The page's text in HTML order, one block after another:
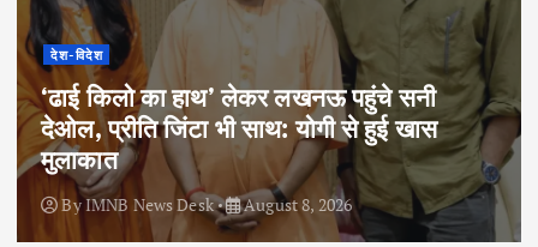
देश-विदेश
‘ढाई किलो का हाथ’ लेकर लखनऊ पहुंचे सनी
देओल, प्रीति जिंटा भी साथ: योगी से हुई खास
मुलाकात
ByIMNB News Desk August 8, 2026